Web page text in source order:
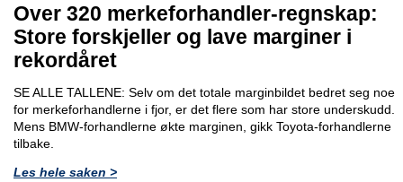
Over 320 merkeforhandler-regnskap:
Store forskjeller og lave marginer i
rekordåret
SE ALLE TALLENE: Selv om det totale marginbildet bedret seg noe
for merkeforhandlerne i fjor, er det flere som har store underskudd.
Mens BMW-forhandlerne økte marginen, gikk Toyota-forhandlerne
tilbake.
Les hele saken >